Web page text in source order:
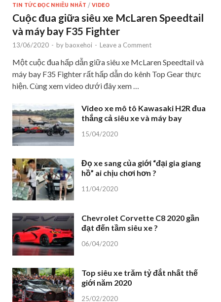
TIN TỨC ĐỌC NHIỀU NHẤT / VIDEO
Cuộc đua giữa siêu xe McLaren Speedtail
và máy bay F35 Fighter
13/06/2020 - by baoxehoi - Leave a Comment
Một cuộc đua hấp dẫn giữa siêu xe McLaren Speedtail và
máy bay F35 Fighter rất hấp dẫn do kênh Top Gear thực
hiện. Cùng xem video dưới đây xem …
Video xe mô tô Kawasaki H2R đua
thắng cả siêu xe và máy bay
15/04/2020
Đọ xe sang của giới “đại gia giang
hồ” ai chịu chơi hơn ?
11/04/2020
Chevrolet Corvette C8 2020 gần
đạt đến tầm siêu xe ?
06/04/2020
Top siêu xe trăm tỷ đắt nhất thế
giới năm 2020
25/02/2020